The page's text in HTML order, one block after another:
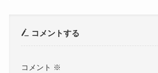
コメントする
コメント ※